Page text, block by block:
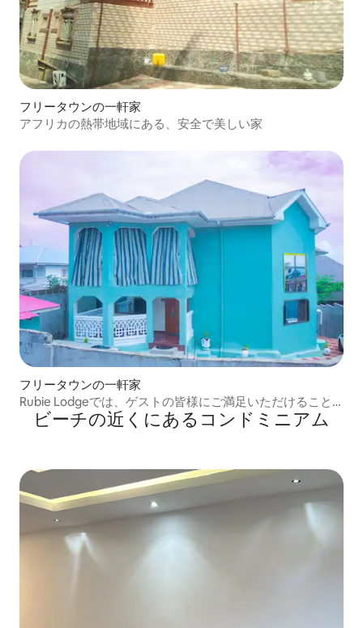
フリータウンの一軒家
アフリカの熱帯地域にある、安全で美しい家
フリータウンの一軒家
Rubie Lodgeでは、ゲストの皆様にご満足いただけること
を保証します。
ビーチの近くにあるコンドミニアム